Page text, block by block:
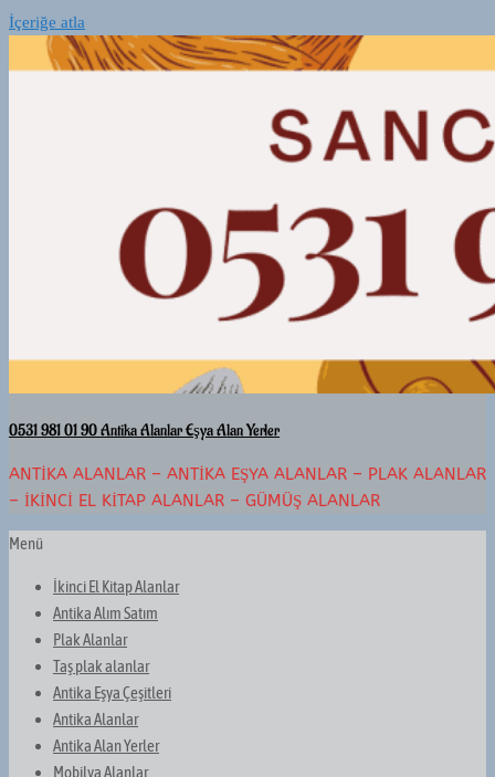
İçeriğe atla
0531 981 01 90 Antika Alanlar Eşya Alan Yerler
ANTIKA ALANLAR – ANTIKA EŞYA ALANLAR – PLAK ALANLAR
– İKINCI EL KITAP ALANLAR – GÜMÜŞ ALANLAR
Menü
İkinci El Kitap Alanlar
Antika Alım Satım
Plak Alanlar
Taş plak alanlar
Antika Eşya Çeşitleri
Antika Alanlar
Antika Alan Yerler
Mobilya Alanlar